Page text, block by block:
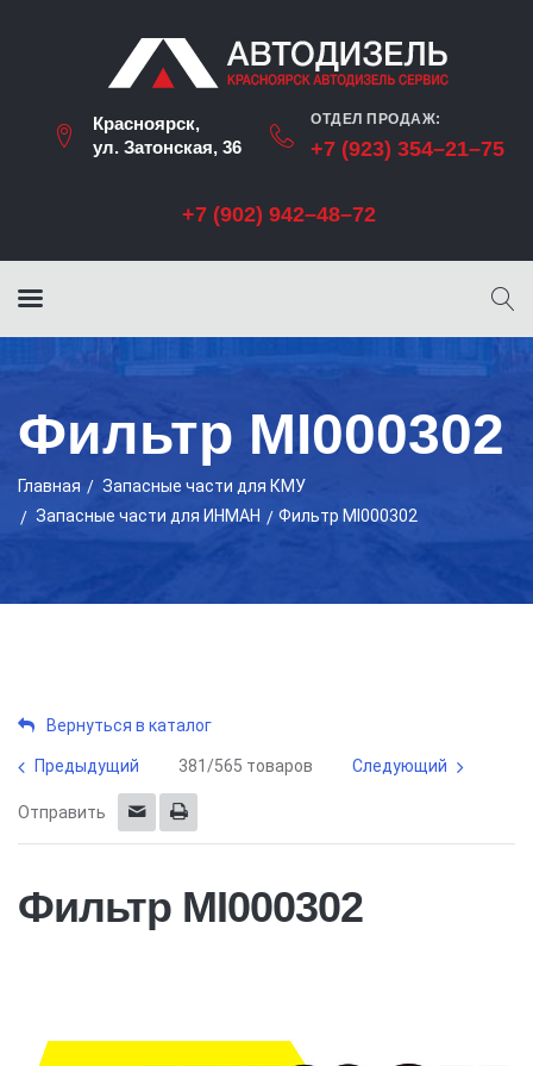
Красноярск,
ул. Затонская, 36
ОТДЕЛ ПРОДАЖ:
+7 (923) 354–21–75
+7 (902) 942–48–72
Фильтр MI000302
Главная
Запасные части для КМУ
Запасные части для ИНМАН
Фильтр MI000302
Вернуться в каталог
Предыдущий 381/565 товаров Следующий
Отправить
Фильтр MI000302